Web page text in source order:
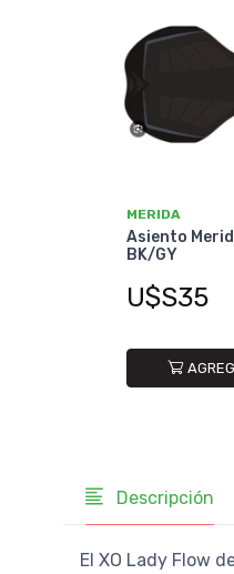
MERIDA
Asiento
BK/GY
U$S35
Descripción
El XO Lady Flow